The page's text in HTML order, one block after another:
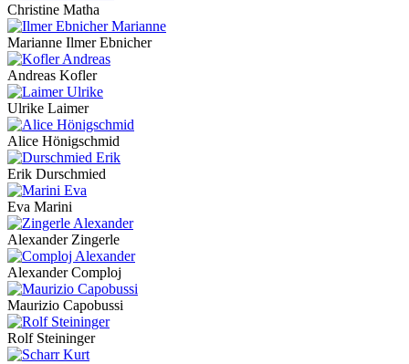
Christine Matha
Marianne Ilmer Ebnicher
Andreas Kofler
Ulrike Laimer
Alice Hönigschmid
Erik Durschmied
Eva Marini
Alexander Zingerle
Alexander Comploj
Maurizio Capobussi
Rolf Steininger